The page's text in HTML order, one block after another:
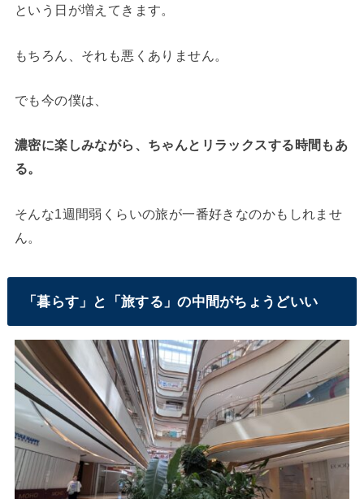
という日が増えてきます。
もちろん、それも悪くありません。
でも今の僕は、
濃密に楽しみながら、ちゃんとリラックスする時間もあ
る。
そんな1週間弱くらいの旅が一番好きなのかもしれませ
ん。
「暮らす」と「旅する」の中間がちょうどいい